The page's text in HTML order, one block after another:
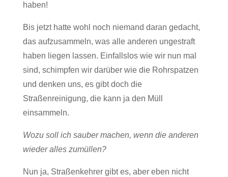
haben!
Bis jetzt hatte wohl noch niemand daran gedacht,
das aufzusammeln, was alle anderen ungestraft
haben liegen lassen. Einfallslos wie wir nun mal
sind, schimpfen wir darüber wie die Rohrspatzen
und denken uns, es gibt doch die
Straßenreinigung, die kann ja den Müll
einsammeln.
Wozu soll ich sauber machen, wenn die anderen
wieder alles zumüllen?
Nun ja, Straßenkehrer gibt es, aber eben nicht